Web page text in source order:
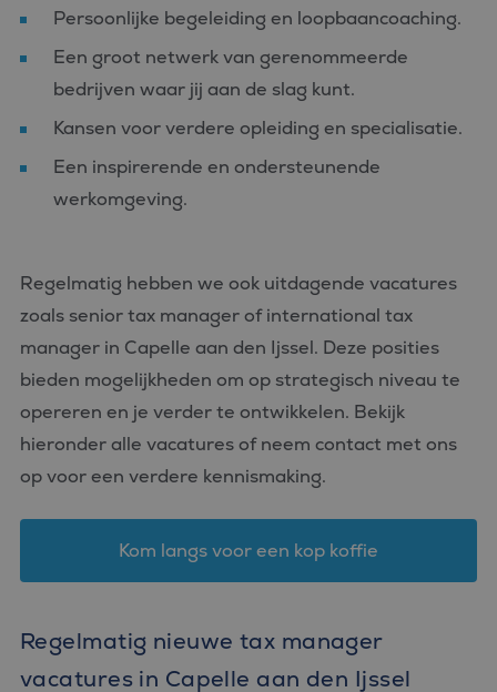
Persoonlijke begeleiding en loopbaancoaching.
Een groot netwerk van gerenommeerde
bedrijven waar jij aan de slag kunt.
Kansen voor verdere opleiding en specialisatie.
Een inspirerende en ondersteunende
werkomgeving.
Regelmatig hebben we ook uitdagende vacatures
zoals senior tax manager of international tax
manager in Capelle aan den Ijssel. Deze posities
bieden mogelijkheden om op strategisch niveau te
opereren en je verder te ontwikkelen. Bekijk
hieronder alle vacatures of neem contact met ons
op voor een verdere kennismaking.
Kom langs voor een kop koffie
Regelmatig nieuwe tax manager
vacatures in Capelle aan den Ijssel